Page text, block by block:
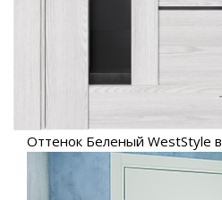
Оттенок Беленый WestStyle